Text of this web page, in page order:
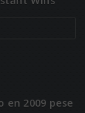
en 2009 pese